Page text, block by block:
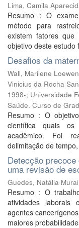
Lima, Camila
Resumo : O
método para
existem fatores
objetivo deste estudo
Desafios da
Wall, Marilene
Vinicius da Rocha
1998-; Universidade
Saúde. Curso de
Resumo : O
científica quais
acadêmico. Foi
delimitação de
Detecção
uma revisão de
Guedes, Natália Murai
Resumo : O
atividades
agentes
maiores